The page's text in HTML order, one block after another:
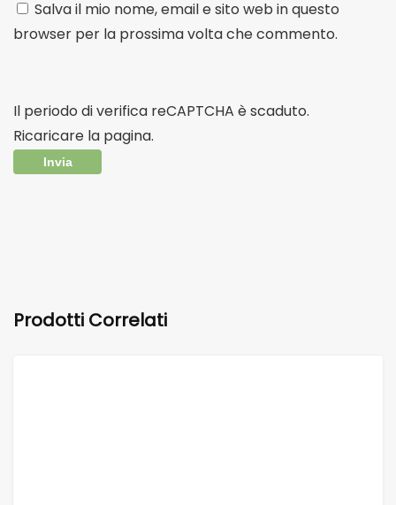
Salva il mio nome, email e sito web in questo
browser per la prossima volta che commento.
Il periodo di verifica reCAPTCHA è scaduto.
Ricaricare la pagina.
Prodotti Correlati